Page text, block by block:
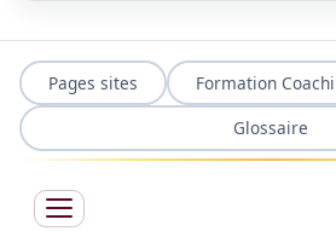
Pages sites Formation
Glossaire